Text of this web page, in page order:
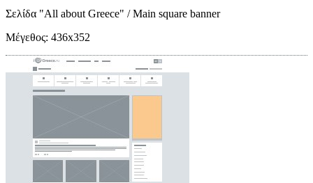
Σελίδα "All about Greece" / Main square banner
Μέγεθος: 436x352